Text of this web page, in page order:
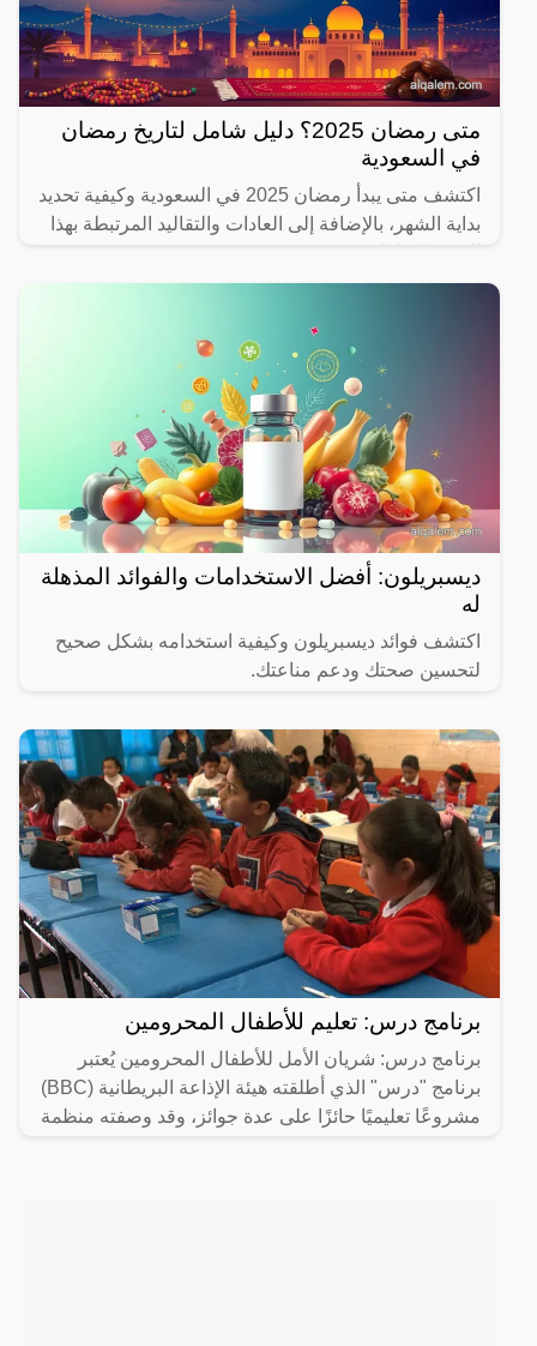
متى رمضان 2025؟ دليل شامل لتاريخ رمضان
في السعودية
اكتشف متى يبدأ رمضان 2025 في السعودية وكيفية تحديد
بداية الشهر، بالإضافة إلى العادات والتقاليد المرتبطة بهذا
ديسبريلون: أفضل الاستخدامات والفوائد المذهلة
له
اكتشف فوائد ديسبريلون وكيفية استخدامه بشكل صحيح
لتحسين صحتك ودعم مناعتك.
برنامج درس: تعليم للأطفال المحرومين
برنامج درس: شريان الأمل للأطفال المحرومين يُعتبر
برنامج "درس" الذي أطلقته هيئة الإذاعة البريطانية (BBC)
مشروعًا تعليميًا حائزًا على عدة جوائز، وقد وصفته منظمة